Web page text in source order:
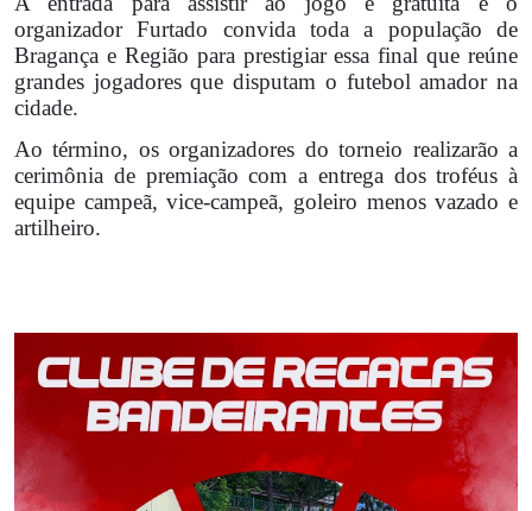
organizador Furtado convida toda a população de
Bragança e Região para prestigiar essa final que reúne
grandes jogadores que disputam o futebol amador na
cidade.
Ao término, os organizadores do torneio realizarão a
cerimônia de premiação com a entrega dos troféus à
equipe campeã, vice-campeã, goleiro menos vazado e
artilheiro.